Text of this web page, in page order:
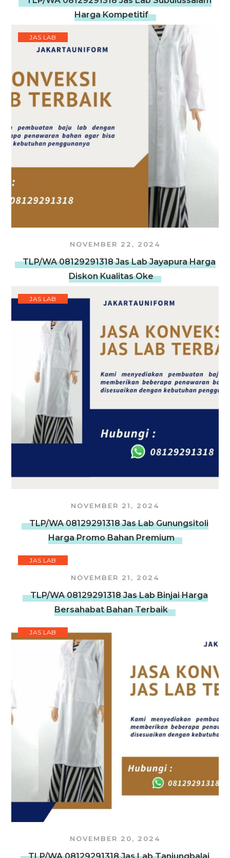
Harga Kompetitif
JAS LAB
NOVEMBER 22, 2024
TLP/WA 08129291318 Jas Lab Jayapura Harga
Diskon Kualitas Oke
JAS LAB
NOVEMBER 21, 2024
TLP/WA 08129291318 Jas Lab Gunungsitoli
Harga Promo Bahan Premium
JAS LAB
NOVEMBER 21, 2024
TLP/WA 08129291318 Jas Lab Binjai Harga
Bersahabat Bahan Terbaik
JAS LAB
NOVEMBER 20, 2024